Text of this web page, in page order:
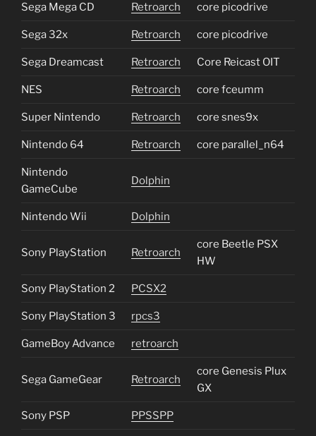
Sega Mega CD Retroarch core picodrive
Sega 32x Retroarch core picodrive
Sega Dreamcast Retroarch Core Reicast OIT
NES Retroarch core fceumm
Super Nintendo Retroarch core snes9x
Nintendo 64 Retroarch core parallel_n64
Nintendo
GameCube
Dolphin
Nintendo Wii Dolphin
Sony PlayStation Retroarch
core Beetle PSX
HW
Sony PlayStation 2 PCSX2
Sony PlayStation 3 rpcs3
GameBoy Advance retroarch
Sega GameGear Retroarch
core Genesis Plux
GX
Sony PSP PPSSPP